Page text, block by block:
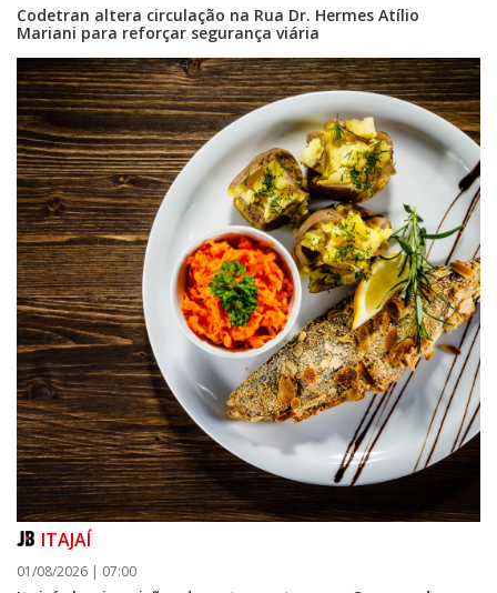
Codetran altera circulação na Rua Dr. Hermes Atílio
Mariani para reforçar segurança viária
ITAJAÍ
01/08/2026 | 07:00